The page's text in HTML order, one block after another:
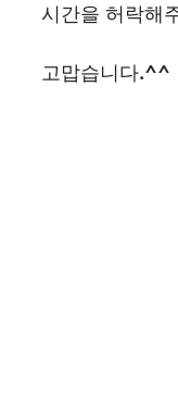
시간을 허락해
고맙습니다.^^